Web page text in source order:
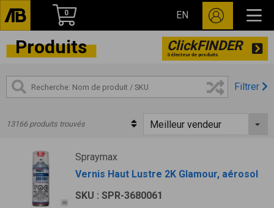
0 EN
Produits ClickFINDER
Sélecteur de produits
Filtrer
13166 produits trouvés
Spraymax
Vernis Haut Lustre 2K Glamour, aérosol
SKU : SPR-3680061